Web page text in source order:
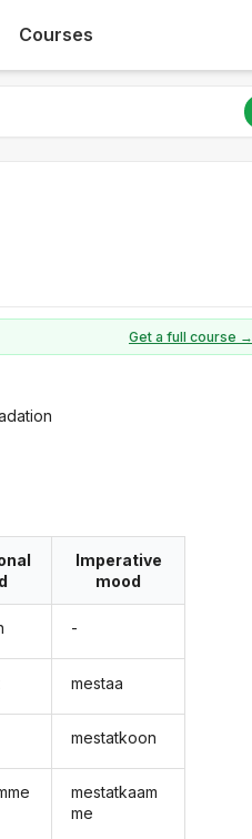
Courses
Get a full course →
Imperative
mood
-
mestaa
mestatkoon
mestatkaam
me